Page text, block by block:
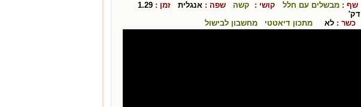
שף : מבשלים עם חלל קושי : קשה שפה : אנגלית זמן : 1.29
דק'
כשר : לא מתכון דיאטטי מחשבון לבישול